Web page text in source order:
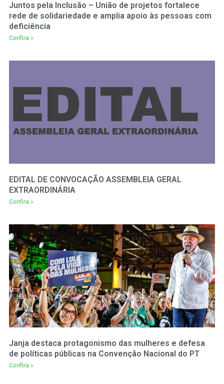
Juntos pela Inclusão – União de projetos fortalece
rede de solidariedade e amplia apoio às pessoas com
deficiência
Confira »
EDITAL DE CONVOCAÇÃO ASSEMBLEIA GERAL
EXTRAORDINÁRIA
Confira »
Janja destaca protagonismo das mulheres e defesa
de políticas públicas na Convenção Nacional do PT
Confira »